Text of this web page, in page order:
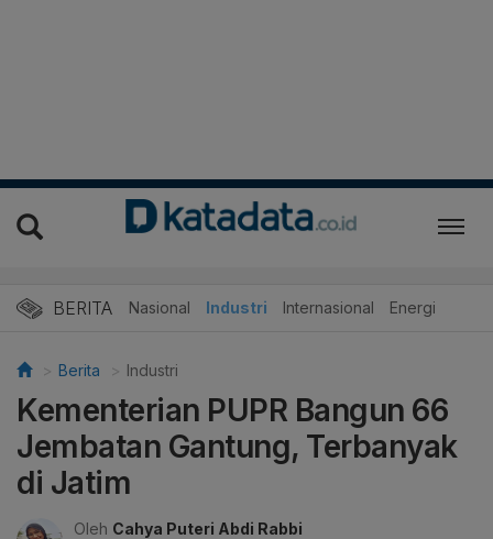
BERITA Nasional Industri Internasional Energi
Berita Industri
Kementerian PUPR Bangun 66
Jembatan Gantung, Terbanyak
di Jatim
Oleh Cahya Puteri Abdi Rabbi